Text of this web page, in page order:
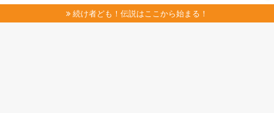
続け者ども！伝説はここから始まる！